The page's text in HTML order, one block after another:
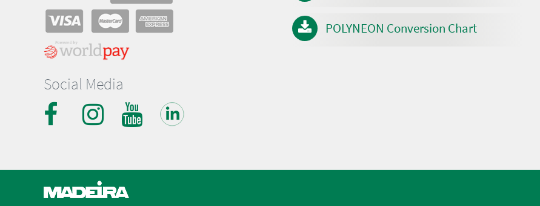
Social Media
POLYNEON Conversion Chart